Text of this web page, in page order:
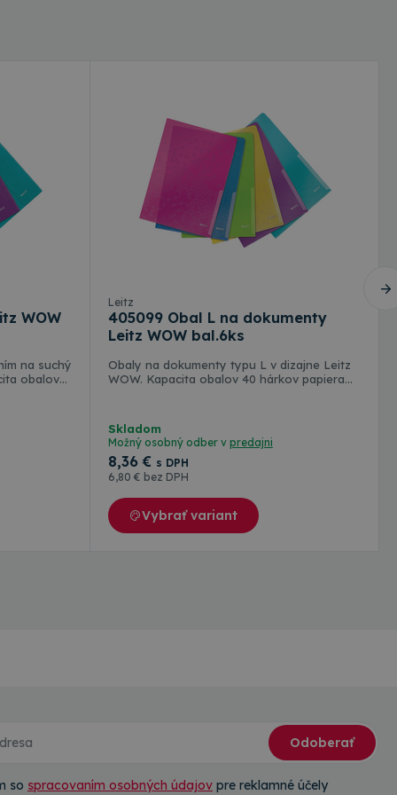
WOW
na suchý
obalov
Leitz
405099 Obal L na dokumenty
Leitz WOW bal.6ks
Obaly na dokumenty typu L v dizajne Leitz
WOW. Kapacita obalov 40 hárkov papiera
obalov vo farbe ľadová modrá, metalická
modrá, ružová, žltá, zelená a purpurová.
Skladom
Možný osobný odber v predajni
8,36 € s DPH
6,80 € bez DPH
Vybrať variant
Odoberať
so spracovaním osobných údajov pre reklamné účely
a správa účtu.
na
Cookie-
aby chránil
na webové
Analytics - čo
služby
čísla
na stránku
zachovanie
how the end